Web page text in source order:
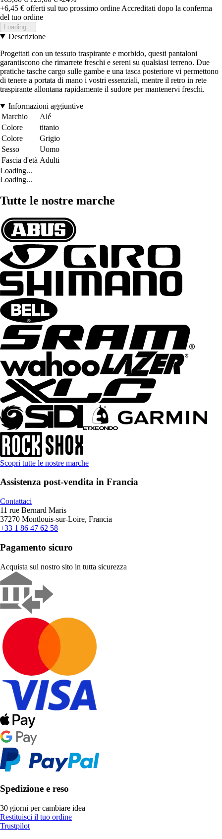
+6,45 € offerti sul tuo prossimo ordine Accreditati dopo la conferma
del tuo ordine
Loading...
Descrizione
Progettati con un tessuto traspirante e morbido, questi pantaloni
garantiscono che rimarrete freschi e sereni su qualsiasi terreno. Due
pratiche tasche cargo sulle gambe e una tasca posteriore vi permettono
di tenere a portata di mano i vostri essenziali, mentre il retro in rete
traspirante allontana rapidamente il sudore per mantenervi freschi.
Informazioni aggiuntive
Marchio
Alé
Colore
titanio
Colore
Grigio
Sesso
Uomo
Fascia d'età Adulti
Loading...
Loading...
Tutte le nostre marche
Scopri tutte le nostre marche
Assistenza post-vendita in Francia
Contattaci
11 rue Bernard Maris
37270 Montlouis-sur-Loire, Francia
+33 1 86 47 62 58
Pagamento sicuro
Acquista sul nostro sito in tutta sicurezza
Spedizione e reso
30 giorni per cambiare idea
Restituisci il tuo ordine
Trustpilot